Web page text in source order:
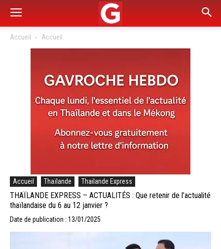
Accueil Accueil
Accueil Thaïlande Thailande Express
THAÏLANDE EXPRESS – ACTUALITÉS : Que retenir de l’actualité
thaïlandaise du 6 au 12 janvier ?
Date de publication : 13/01/2025